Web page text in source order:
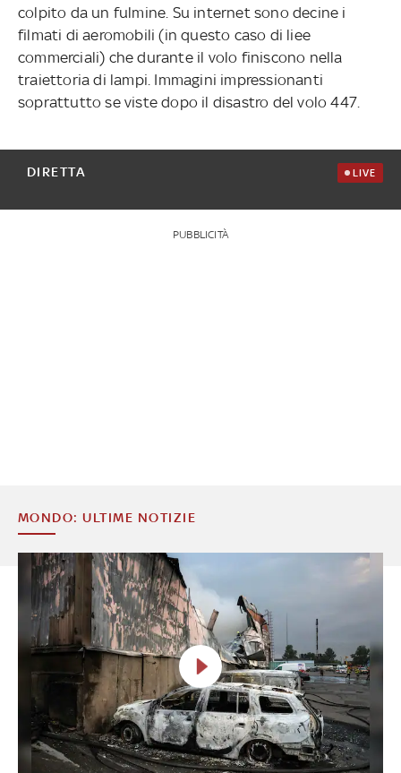
colpito da un fulmine. Su internet sono decine i
filmati di aeromobili (in questo caso di liee
commerciali) che durante il volo finiscono nella
traiettoria di lampi. Immagini impressionanti
soprattutto se viste dopo il disastro del volo 447.
DIRETTA LIVE
PUBBLICITÀ
MONDO: ULTIME NOTIZIE